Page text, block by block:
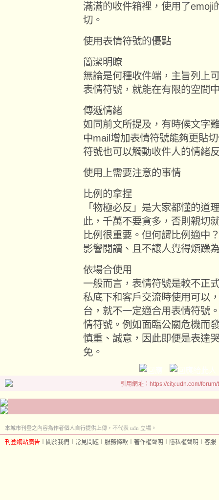
滿滿的收件箱裡，使用了
切。
使用表情符號的優點
簡潔明瞭
無論是何種收件端，主旨列上
表情符號，就能在有限的空間
傳遞情緒
如同前文所提及，有時候文字
中mail增加表情符號能夠更貼
符號也可以觸動收件人的情緒
使用上需要注意的事情
比例的拿捏
「物極必反」是大家都懂的道
此，千萬不要貪多，否則親切
比例很重要。但何謂比例適中
影響閱讀、且不讓人覺得煩躁
依場合使用
一般而言，表情符號是較不正
私底下和客戶交流時使用可以
台，就不一定適合用表情符號
情符號。例如面臨公關危機而
慎重、誠意，因此即便是表達
免。
引用網址：https://city.udn.com/
本城市刊登之內容為作者個人自行提供上傳，不代表 udn 立場。
刊登網站廣告 關於我們 常見問題 服務條款 著作權聲明 隱私權聲明 客服